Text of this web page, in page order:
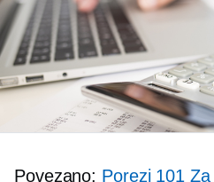
Povezano: Porezi 101 Za